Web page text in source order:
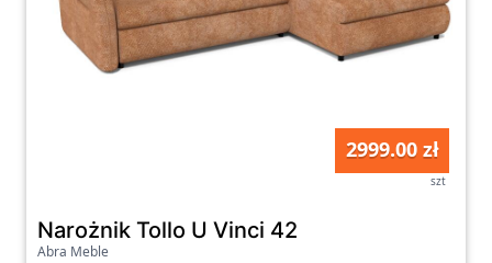
2999.00 zł
szt
Narożnik Tollo U Vinci 42
Abra Meble